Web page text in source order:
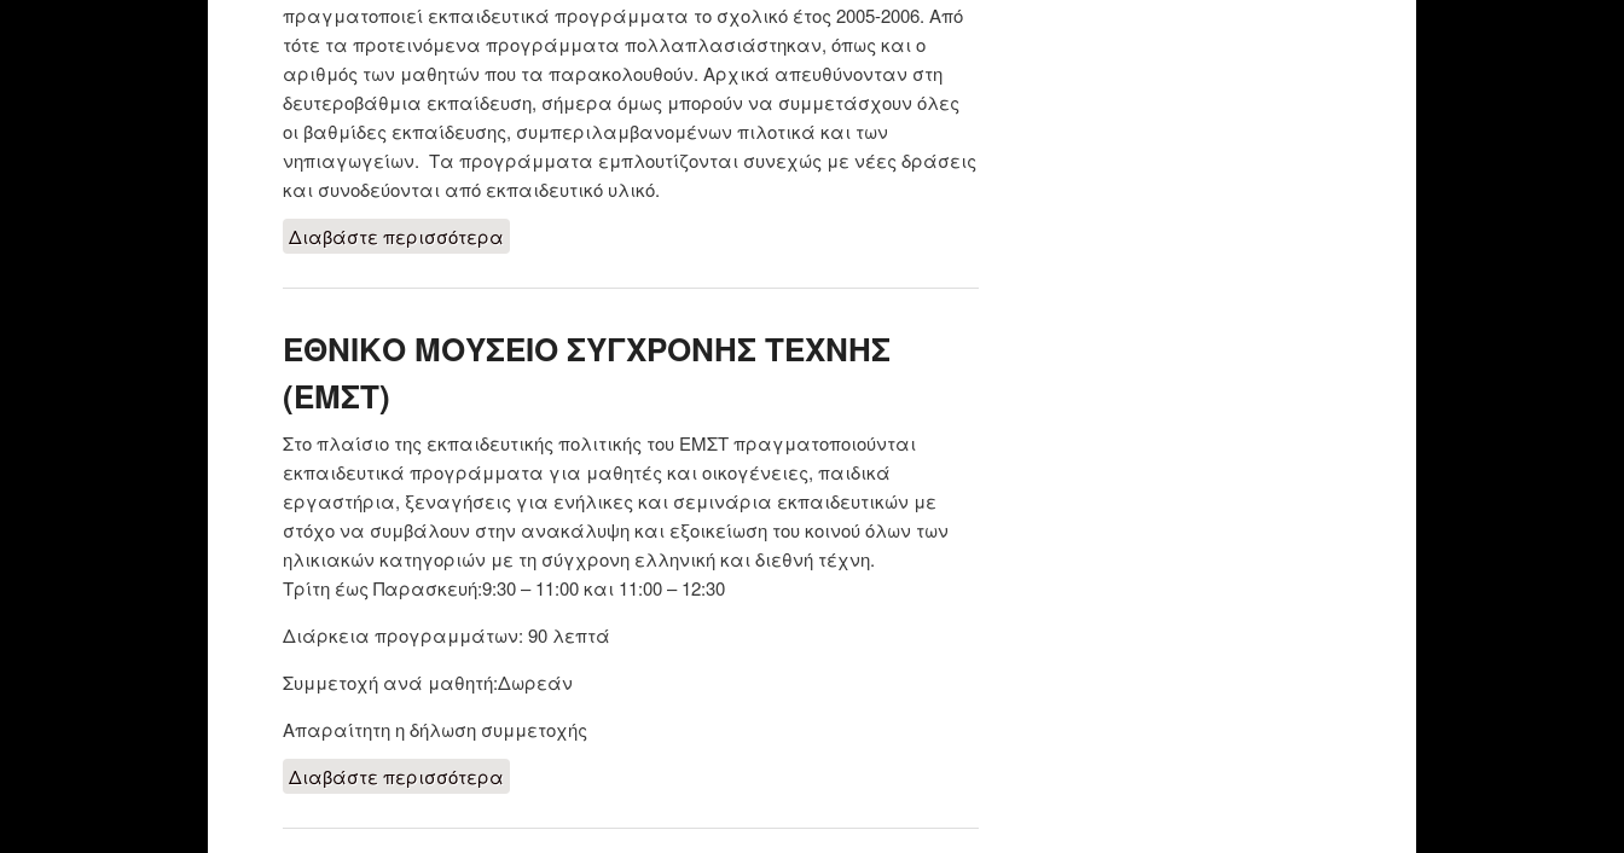
πραγματοποιεί εκπαιδευτικά προγράμματα το σχολικό έτος 2005-2006. Από
τότε τα προτεινόμενα προγράμματα πολλαπλασιάστηκαν, όπως και ο
αριθμός των μαθητών που τα παρακολουθούν. Αρχικά απευθύνονταν στη
δευτεροβάθμια εκπαίδευση, σήμερα όμως μπορούν να συμμετάσχουν όλες
οι βαθμίδες εκπαίδευσης, συμπεριλαμβανομένων πιλοτικά και των
νηπιαγωγείων. Τα προγράμματα εμπλουτίζονται συνεχώς με νέες δράσεις
και συνοδεύονται από εκπαιδευτικό υλικό.
Διαβάστε περισσότερα
ΕΘΝΙΚΟ ΜΟΥΣΕΙΟ ΣΥΓΧΡΟΝΗΣ ΤΕΧΝΗΣ
(ΕΜΣΤ)
Στο πλαίσιο της εκπαιδευτικής πολιτικής του ΕΜΣΤ πραγματοποιούνται
εκπαιδευτικά προγράμματα για μαθητές και οικογένειες, παιδικά
εργαστήρια, ξεναγήσεις για ενήλικες και σεμινάρια εκπαιδευτικών με
στόχο να συμβάλουν στην ανακάλυψη και εξοικείωση του κοινού όλων των
ηλικιακών κατηγοριών με τη σύγχρονη ελληνική και διεθνή τέχνη.
Τρίτη έως Παρασκευή:9:30 – 11:00 και 11:00 – 12:30
Διάρκεια προγραμμάτων: 90 λεπτά
Συμμετοχή ανά μαθητή:Δωρεάν
Απαραίτητη η δήλωση συμμετοχής
Διαβάστε περισσότερα